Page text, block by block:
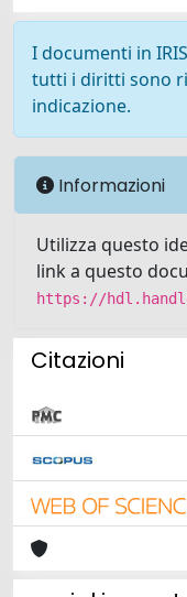
I documenti in
tutti i diritti sono
indicazione.
Informazioni
Utilizza questo
link a questo
https://
Citazioni